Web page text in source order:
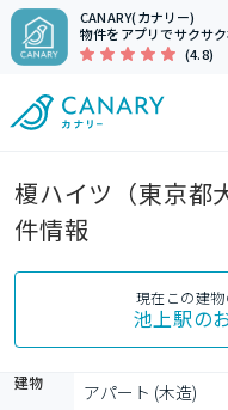
CANARY(カナリー)
物件をアプリでサクサク
(4.8)
榎ハイツ（東京都
件情報
現在この建
池上駅の
建物 アパート (木造)